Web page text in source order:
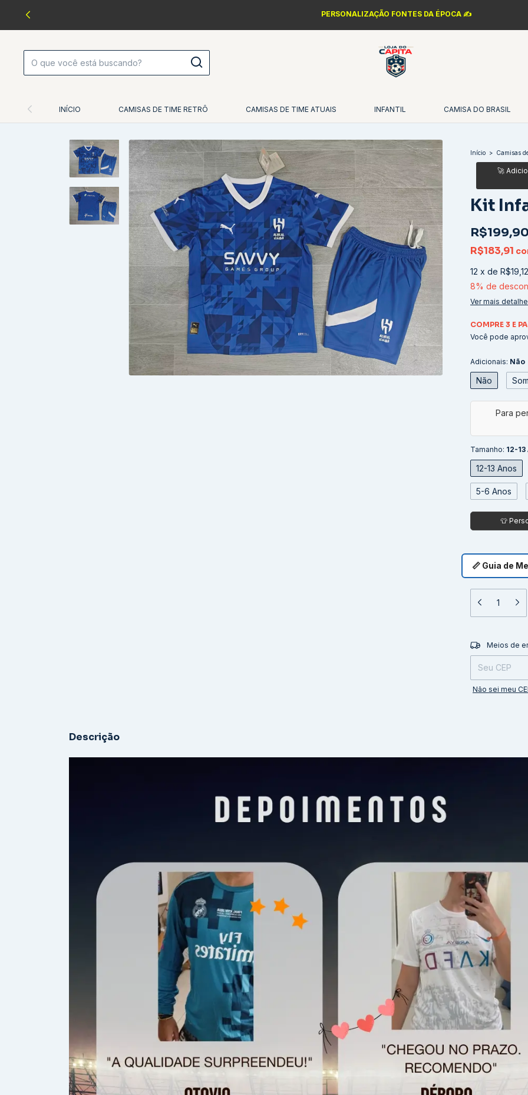
PERSONALIZAÇÃO FONTES DA ÉPOCA ✍️
INÍCIO CAMISAS DE TIME RETRÔ CAMISAS DE TIME ATUAIS INFANTIL CAMISA DO BRASIL
Início > Camisas
Kit
R$199,90
R$183,91
12 x de R$19,12
8% de
Ver mais
COMPRE 3 E
Você pode
Adicionais: Não
Não
Tamanho: 12-
12-13 Anos
5-6 Anos
📏 Guia de
Entregas para o
Meios de
Não sei meu
Descrição